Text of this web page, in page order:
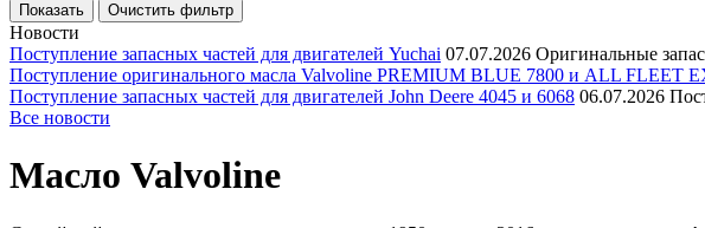
Новости
Поступление запасных частей для двигателей Yuchai 07.07.2026 Оригинальные
Поступление оригинального масла Valvoline PREMIUM BLUE 7800 и ALL FLEET
Поступление запасных частей для двигателей John Deere 4045 и 6068 06.07.2026
Все новости
Масло Valvoline